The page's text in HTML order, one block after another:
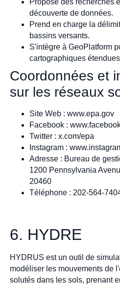
Propose des recherches
découverte de données.
Prend en charge la
bassins versants.
S'intègre à GeoPlatform
cartographiques
Coordonnées et
sur les réseaux
Site Web : www.epa.gov
Facebook :
Twitter : x.com/epa
Instagram :
Adresse : Bureau de
1200 Pennsylvania
20460
Téléphone : 202-564-
6. HYDRE
HYDRUS est un outil de
modéliser les mouvements de
solutés dans les sols, prenant